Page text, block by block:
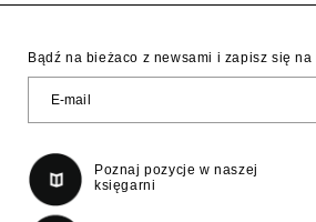
Bądź na bieżaco z newsami i zapisz się
Poznaj pozycje w naszej
księgarni